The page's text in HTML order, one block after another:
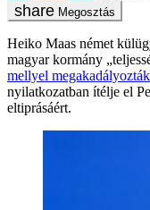
Megosztás
Heiko Maas német
magyar kormány
mellyel megakadályozták
nyilatkozatban ítélje el
eltiprásáért.